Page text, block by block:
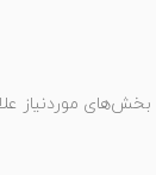
بخش‌های موردنیاز